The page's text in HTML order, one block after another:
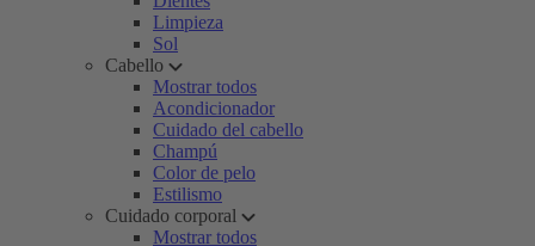
Limpieza
Sol
Cabello
Mostrar todos
Acondicionador
Cuidado del cabello
Champú
Color de pelo
Estilismo
Cuidado corporal
Mostrar todos